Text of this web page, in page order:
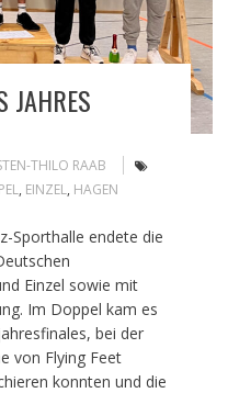
JAHRES
THILO RAAB
, EINZEL, HAGEN
Sporthalle endete die
Einzel sowie mit
Im Doppel kam es
bei der
von Flying Feet
konnten und die